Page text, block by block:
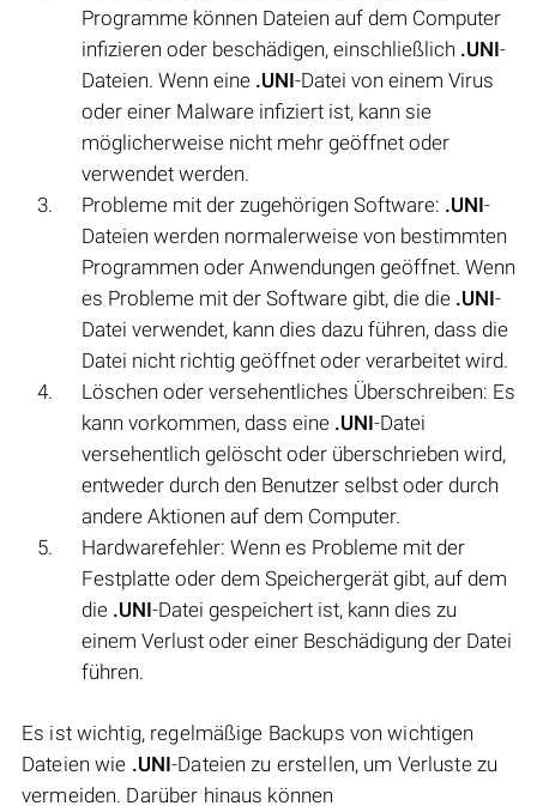
Programme können Dateien auf dem Computer
infizieren oder beschädigen, einschließlich .UNI-
Dateien. Wenn eine .UNI-Datei von einem Virus
oder einer Malware infiziert ist, kann sie
möglicherweise nicht mehr geöffnet oder
verwendet werden.
Probleme mit der zugehörigen Software: .UNI-
Dateien werden normalerweise von bestimmten
Programmen oder Anwendungen geöffnet. Wenn
es Probleme mit der Software gibt, die die .UNI-
Datei verwendet, kann dies dazu führen, dass die
Datei nicht richtig geöffnet oder verarbeitet wird.
Löschen oder versehentliches Überschreiben: Es
kann vorkommen, dass eine .UNI-Datei
versehentlich gelöscht oder überschrieben wird,
entweder durch den Benutzer selbst oder durch
andere Aktionen auf dem Computer.
Hardwarefehler: Wenn es Probleme mit der
Festplatte oder dem Speichergerät gibt, auf dem
die .UNI-Datei gespeichert ist, kann dies zu
einem Verlust oder einer Beschädigung der Datei
führen.
Es ist wichtig, regelmäßige Backups von wichtigen
Dateien wie .UNI-Dateien zu erstellen, um Verluste zu
vermeiden. Darüber hinaus können